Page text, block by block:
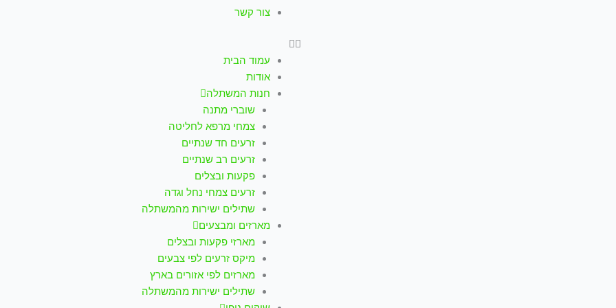
צור קשר
עמוד הבית
אודות
חנות המשתלה
שוברי מתנה
צמחי מרפא לחליטה
זרעים חד שנתיים
זרעים רב שנתיים
פקעות ובצלים
זרעים צמחי נחל וגדה
שתילים ישירות מהמשתלה
מארזים ומבצעים
מארזי פקעות ובצלים
מיקס זרעים לפי צבעים
מארזים לפי אזורים בארץ
שתילים ישירות מהמשתלה